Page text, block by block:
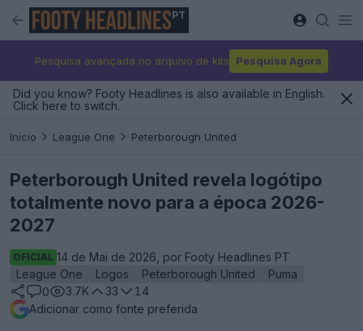
PT
Pesquisa avançada no arquivo de kits Pesquisa Agora
Did you know? Footy Headlines is also available in English.
Click here to switch.
Início League One Peterborough United
Peterborough United revela logótipo
totalmente novo para a época 2026-
2027
OFICIAL 14 de Mai de 2026, por Footy Headlines PT
League One
Logos Peterborough United
Puma
0
3.7K 33
14
Adicionar como fonte preferida